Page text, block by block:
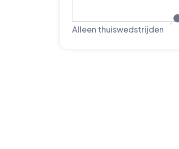
Alleen thuiswedstrijden